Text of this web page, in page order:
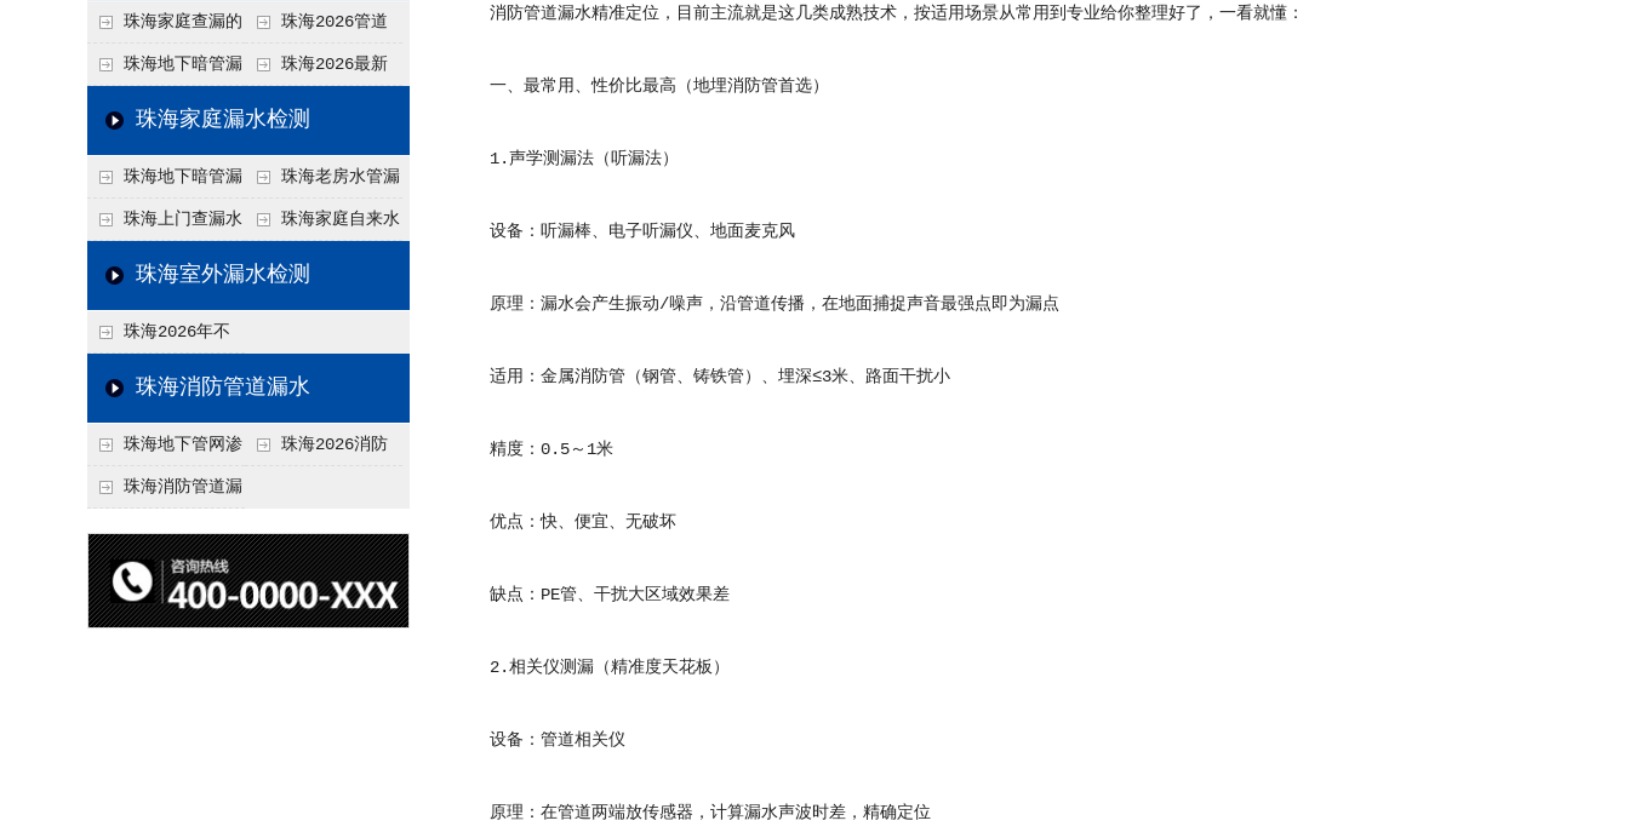
珠海家庭查漏的
实用小技巧
珠海2026管道
漏水维修价格表，按
材质、漏点类型精准
珠海地下暗管漏
水检测价格高？2026
巧
珠海2026最新
上门漏水检测价格
类报价一览
珠海家庭漏水检测
珠海地下暗管漏
水检测技术与价格关
联2026，不同方法收
珠海老房水管漏
水检测与维修价格20
26，老旧管道改造方
珠海上门查漏水
vs 自行检测：2026
析
珠海家庭自来水
管漏水检测全攻略：
珠海室外漏水检测
珠海2026年不
同城市上门查漏水价
价参考
珠海消防管道漏水
珠海地下管网渗
漏检测
珠海2026消防
程类项目报价
珠海消防管道漏
6，工程类检测收费
标准详解
消防管道漏水精准定位，目前主流就是这几类成熟技术，按适用场景从常用到专业给你整理好了，一看就懂：
一、最常用、性价比最高（地埋消防管首选）
1.声学测漏法（听漏法）
设备：听漏棒、电子听漏仪、地面麦克风
原理：漏水会产生振动/噪声，沿管道传播，在地面捕捉声音最强点即为漏点
适用：金属消防管（钢管、铸铁管）、埋深≤3米、路面干扰小
精度：0.5～1米
优点：快、便宜、无破坏
缺点：PE管、干扰大区域效果差
2.相关仪测漏（精准度天花板）
设备：管道相关仪
原理：在管道两端放传感器，计算漏水声波时差，精确定位